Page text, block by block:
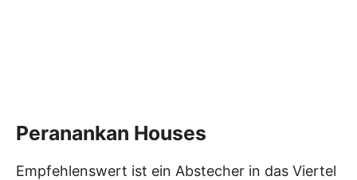
Peranankan Houses
Empfehlenswert ist ein Abstecher in das Viertel